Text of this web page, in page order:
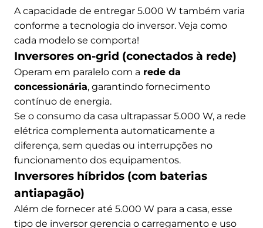
A capacidade de entregar 5.000 W também varia
conforme a tecnologia do inversor. Veja como
cada modelo se comporta!
Inversores on-grid (conectados à rede)
Operam em paralelo com a rede da
concessionária, garantindo fornecimento
contínuo de energia.
Se o consumo da casa ultrapassar 5.000 W, a rede
elétrica complementa automaticamente a
diferença, sem quedas ou interrupções no
funcionamento dos equipamentos.
Inversores híbridos (com baterias
antiapagão)
Além de fornecer até 5.000 W para a casa, esse
tipo de inversor gerencia o carregamento e uso